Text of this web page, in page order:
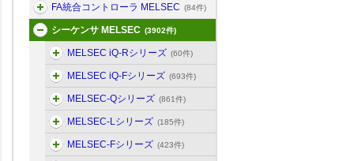
FA統合コントローラ MELSEC (84件)
シーケンサ MELSEC (3902件)
MELSEC iQ-Rシリーズ (60件)
MELSEC iQ-Fシリーズ (693件)
MELSEC-Qシリーズ (861件)
MELSEC-Lシリーズ (185件)
MELSEC-Fシリーズ (423件)